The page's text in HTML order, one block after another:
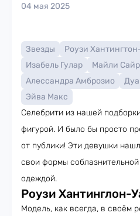
04 мая 2025
Звезды Роузи
Изабель Гулар
Майли
Алессандра Амброзио
Эйва Макс
Селебрити из нашей
фигурой. И было бы просто
от публики! Эти девушки
свои формы
одеждой.
Роузи Хантинглон-
Модель, как всегда, в своём